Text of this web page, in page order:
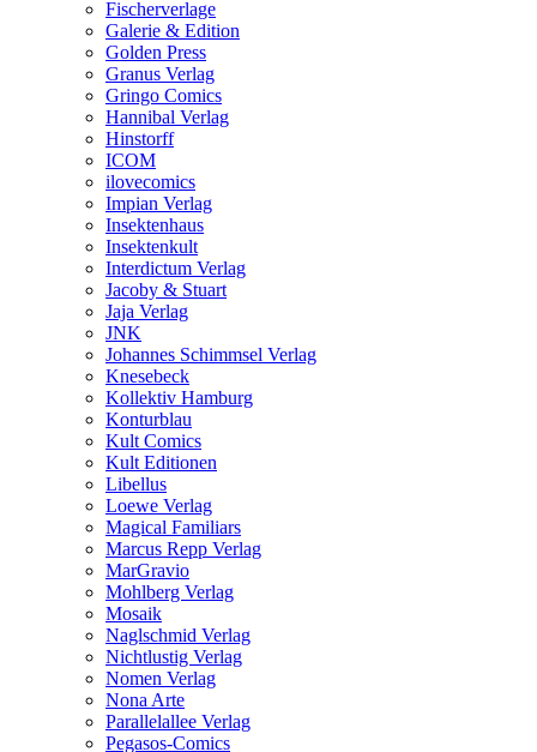
Fischerverlage
Galerie & Edition
Golden Press
Granus Verlag
Gringo Comics
Hannibal Verlag
Hinstorff
ICOM
ilovecomics
Impian Verlag
Insektenhaus
Insektenkult
Interdictum Verlag
Jacoby & Stuart
Jaja Verlag
JNK
Johannes Schimmsel Verlag
Knesebeck
Kollektiv Hamburg
Konturblau
Kult Comics
Kult Editionen
Libellus
Loewe Verlag
Magical Familiars
Marcus Repp Verlag
MarGravio
Mohlberg Verlag
Mosaik
Naglschmid Verlag
Nichtlustig Verlag
Nomen Verlag
Nona Arte
Parallelallee Verlag
Pegasos-Comics